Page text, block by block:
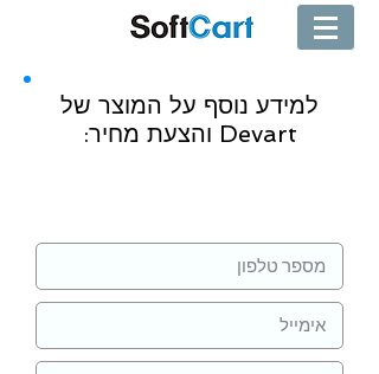
למידע נוסף על המוצר של
Devart והצעת מחיר: